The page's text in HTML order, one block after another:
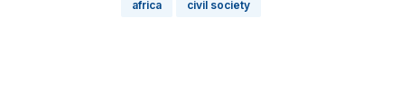
africa civil society